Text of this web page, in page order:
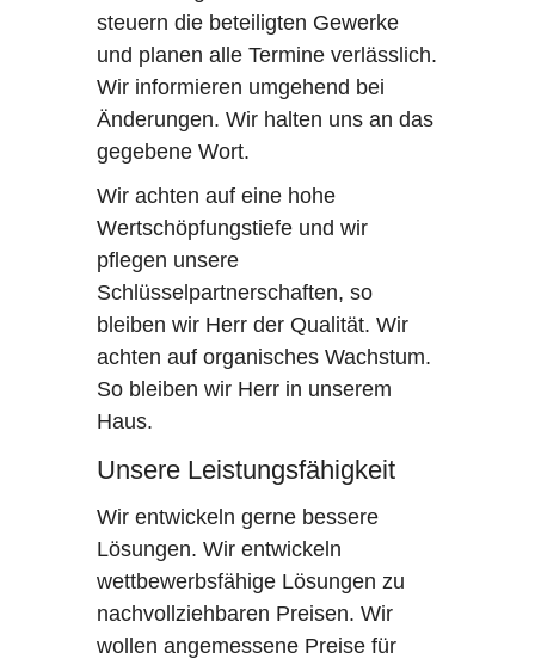
steuern die beteiligten Gewerke
und planen alle Termine verlässlich.
Wir informieren umgehend bei
Änderungen. Wir halten uns an das
gegebene Wort.
Wir achten auf eine hohe
Wertschöpfungstiefe und wir
pflegen unsere
Schlüsselpartnerschaften, so
bleiben wir Herr der Qualität. Wir
achten auf organisches Wachstum.
So bleiben wir Herr in unserem
Haus.
Unsere Leistungsfähigkeit
Wir entwickeln gerne bessere
Lösungen. Wir entwickeln
wettbewerbsfähige Lösungen zu
nachvollziehbaren Preisen. Wir
wollen angemessene Preise für